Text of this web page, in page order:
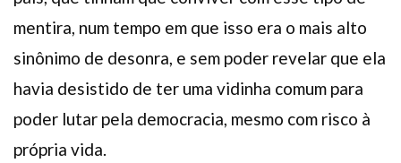
mentira, num tempo em que isso era o mais alto
sinônimo de desonra, e sem poder revelar que ela
havia desistido de ter uma vidinha comum para
poder lutar pela democracia, mesmo com risco à
própria vida.